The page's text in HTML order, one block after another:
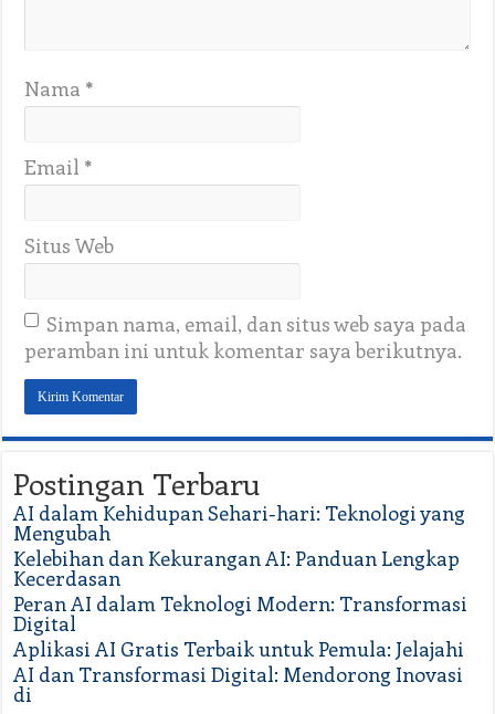
Nama *
Email *
Situs Web
Simpan nama, email, dan situs web saya pada
peramban ini untuk komentar saya berikutnya.
Postingan Terbaru
AI dalam Kehidupan Sehari-hari: Teknologi yang
Mengubah
Kelebihan dan Kekurangan AI: Panduan Lengkap
Kecerdasan
Peran AI dalam Teknologi Modern: Transformasi
Digital
Aplikasi AI Gratis Terbaik untuk Pemula: Jelajahi
AI dan Transformasi Digital: Mendorong Inovasi
di